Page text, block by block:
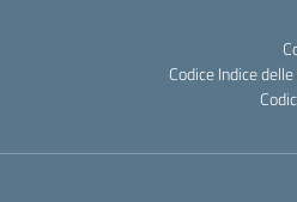
Codice Indice